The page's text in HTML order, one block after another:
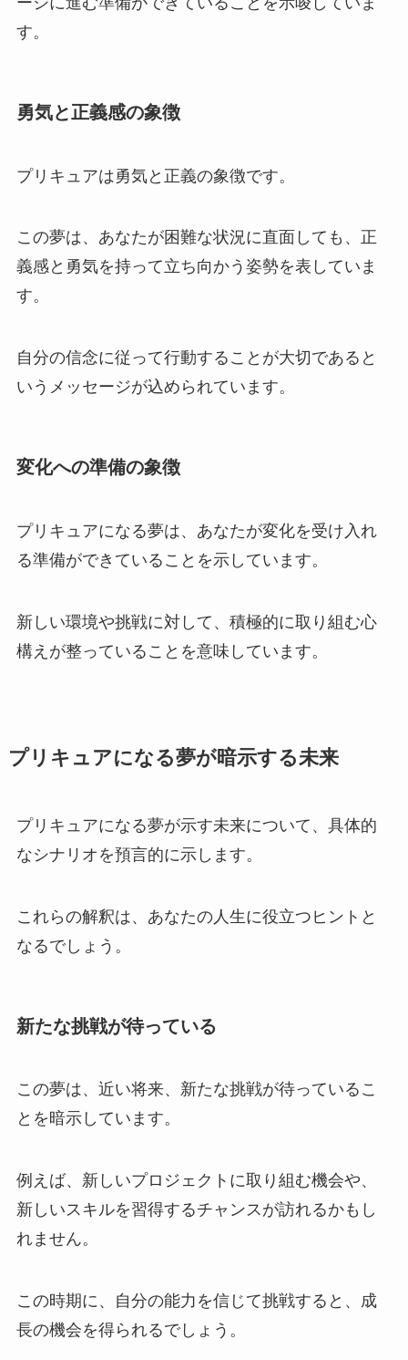
す。
勇気と正義感の象徴
プリキュアは勇気と正義の象徴です。
この夢は、あなたが困難な状況に直面しても、正
義感と勇気を持って立ち向かう姿勢を表していま
す。
自分の信念に従って行動することが大切であると
いうメッセージが込められています。
変化への準備の象徴
プリキュアになる夢は、あなたが変化を受け入れ
る準備ができていることを示しています。
新しい環境や挑戦に対して、積極的に取り組む心
構えが整っていることを意味しています。
プリキュアになる夢が暗示する未来
プリキュアになる夢が示す未来について、具体的
なシナリオを預言的に示します。
これらの解釈は、あなたの人生に役立つヒントと
なるでしょう。
新たな挑戦が待っている
この夢は、近い将来、新たな挑戦が待っているこ
とを暗示しています。
例えば、新しいプロジェクトに取り組む機会や、
新しいスキルを習得するチャンスが訪れるかもし
れません。
この時期に、自分の能力を信じて挑戦すると、成
長の機会を得られるでしょう。